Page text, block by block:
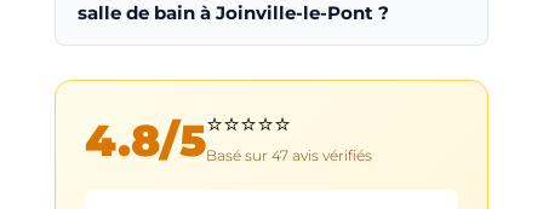
salle de bain à Joinville-le-Pont ?
4.8/5⭐⭐⭐⭐⭐
Basé sur 47avis vérifiés